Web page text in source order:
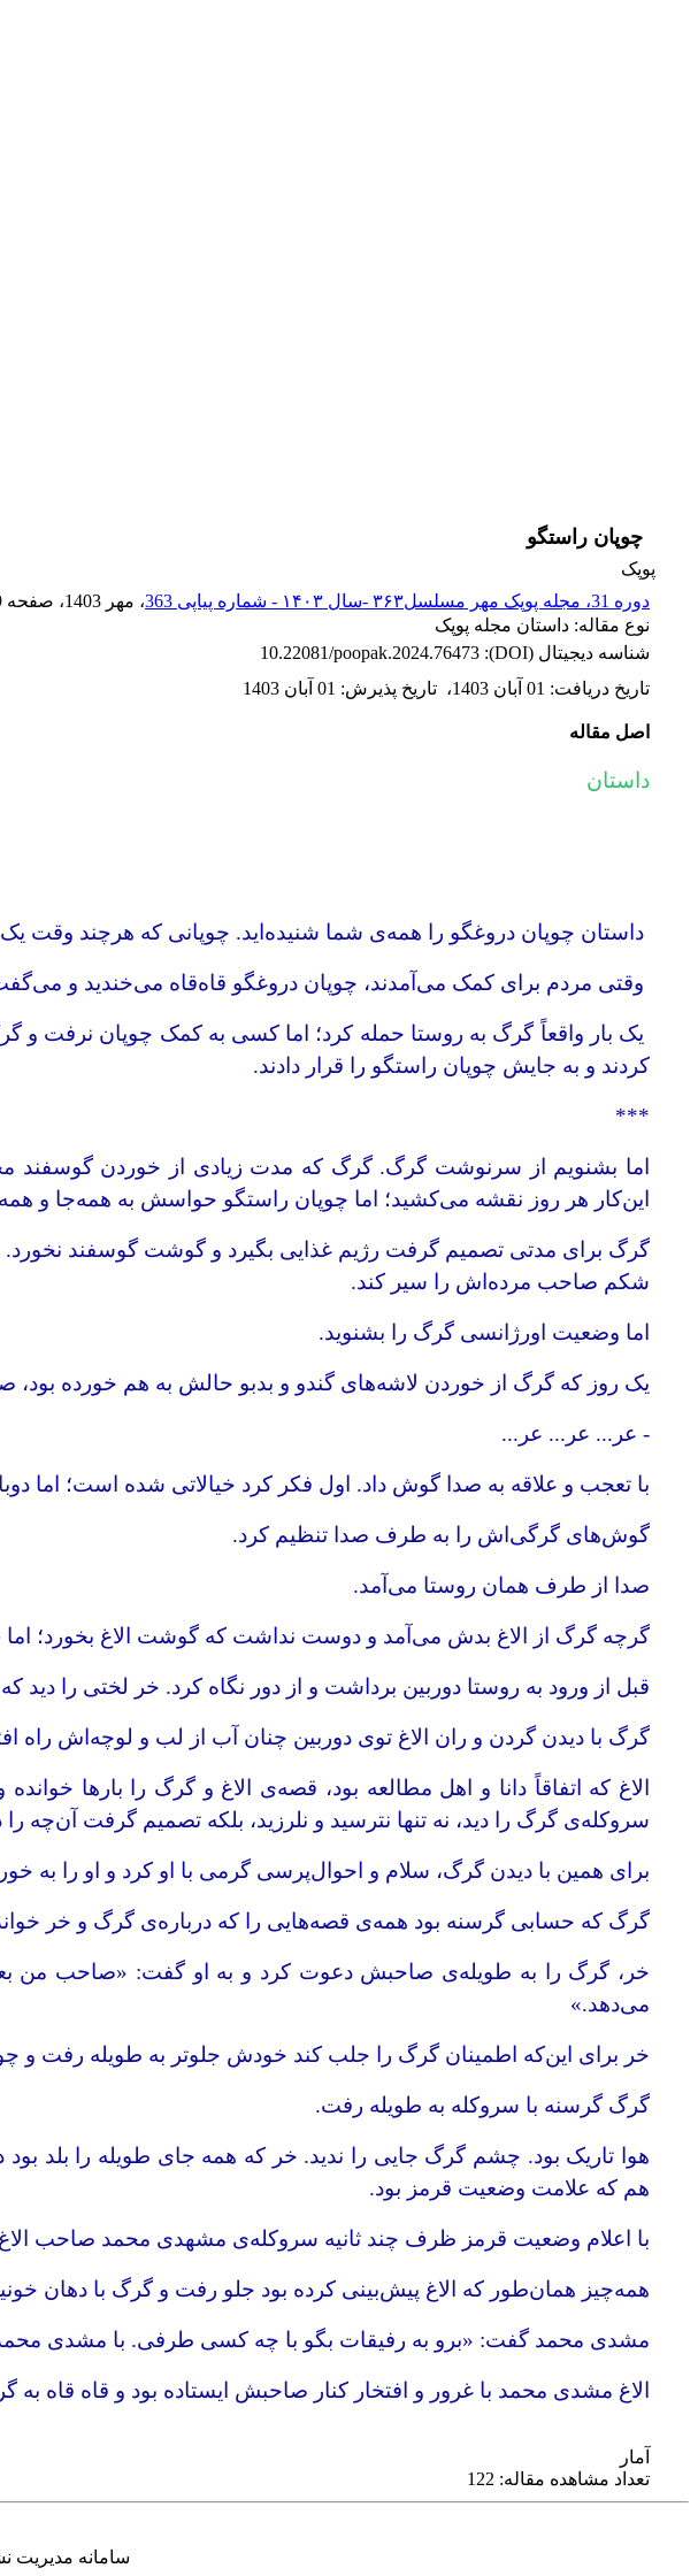
چوپان راستگو
پوپک
دوره 31، مجله پوپک مهر مسلسل۳۶۳ -سال ۱۴۰۳ - شماره پیاپی 363
، مهر 1403 ، صفحه
نوع مقاله: داستان مجله پوپک
شناسه دیجیتال (DOI):
10.22081/poopak.2024.76473
تاریخ دریافت: 01 آبان 1403 ، تاریخ پذیرش: 01 آبان 1403
اصل مقاله
داستان
داستان چوپان دروغگو را همه‌ی شما شنیده‌اید. چوپانی که هرچند وقت
وقتی مردم برای کمک می‌آمدند، چوپان دروغگو قاه‌قاه می‌خندید و
یک بار واقعاً گرگ به روستا حمله کرد؛ اما کسی به کمک چوپان نرفت و
کردند و به جایش چوپان راستگو را قرار دادند.
***
اما بشنویم از سرنوشت گرگ. گرگ که مدت زیادی از خوردن گوسفند
این‌کار هر روز نقشه می‌کشید؛ اما چوپان راستگو حواسش به همه‌جا
گرگ برای مدتی تصمیم گرفت رژیم غذایی بگیرد و گوشت گوسفند نخورد.
شکم صاحب مرده‌اش را سیر کند.
اما وضعیت اورژانسی گرگ را بشنوید.
یک روز که گرگ از خوردن لاشه‌های گندو و بدبو حالش به هم خورده بود،
- عر... عر... عر...
با تعجب و علاقه به صدا گوش داد. اول فکر کرد خیالاتی شده است؛ اما
گوش‌های گرگی‌اش را به طرف صدا تنظیم کرد.
صدا از طرف همان روستا می‌آمد.
گرچه گرگ از الاغ بدش می‌آمد و دوست نداشت که گوشت الاغ بخورد؛
قبل از ورود به روستا دوربین برداشت و از دور نگاه کرد. خر لختی را
گرگ با دیدن گردن و ران الاغ توی دوربین چنان آب از لب و لوچه‌اش راه
الاغ که اتفاقاً دانا و اهل مطالعه بود، قصه‌ی الاغ و گرگ را بارها
سروکله‌ی گرگ را دید، نه تنها نترسید و نلرزید، بلکه تصمیم گرفت آن‌چه را
برای همین با دیدن گرگ، سلام و احوال‌پرسی گرمی با او کرد و او را به
گرگ که حسابی گرسنه بود همه‌ی قصه‌هایی را که درباره‌ی گرگ و خر
خر، گرگ را به طویله‌ی صاحبش دعوت کرد و به او گفت: «صاحب من
می‌دهد.»
خر برای این‌که اطمینان گرگ را جلب کند خودش جلوتر به طویله رفت و
گرگ گرسنه با سروکله به طویله رفت.
هوا تاریک بود. چشم گرگ جایی را ندید. خر که همه جای طویله را بلد
هم که علامت وضعیت قرمز بود.
با اعلام وضعیت قرمز ظرف چند ثانیه سر‌و‌کله‌ی مشهدی محمد صاحب الاغ
همه‌چیز همان‌طور که الاغ پیش‌بینی کرده بود جلو رفت و گرگ با دهان
مشدی محمد گفت: «برو به رفیقات بگو با چه کسی طرفی. با مشدی
الاغ مشدی محمد با غرور و افتخار کنار صاحبش ایستاده بود و قاه قاه
آمار
تعداد مشاهده مقاله: 122
سامانه مدیریت